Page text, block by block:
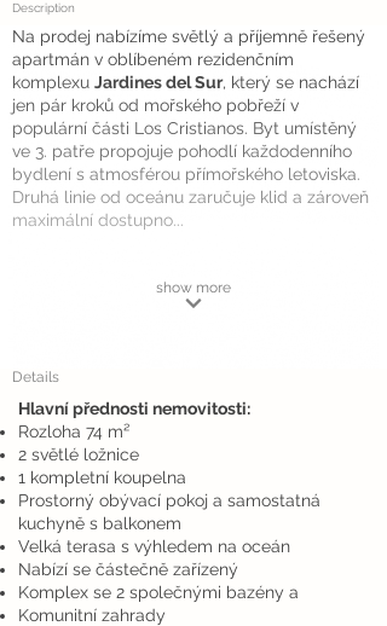
Description
Na prodej nabízíme světlý a příjemně řešený
apartmán v oblíbeném rezidenčním
komplexu Jardines del Sur, který se nachází
jen pár kroků od mořského pobřeží v
populární části Los Cristianos. Byt umístěný
ve 3. patře propojuje pohodlí každodenního
bydlení s atmosférou přímořského letoviska.
Druhá linie od oceánu zaručuje klid a zároveň
maximální dostupno...
show more
Details
Hlavní přednosti nemovitosti:
Rozloha 74 m²
2 světlé ložnice
1 kompletní koupelna
Prostorný obývací pokoj a samostatná
kuchyně s balkonem
Velká terasa s výhledem na oceán
Nabízí se částečně zařízený
Komplex se 2 společnými bazény a
Komunitní zahrady